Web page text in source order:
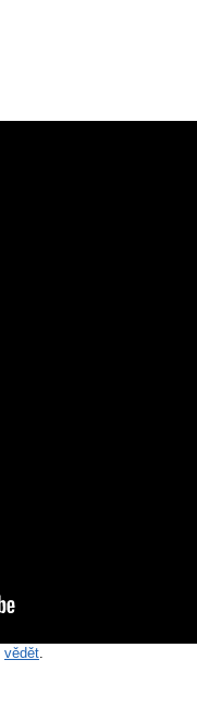
vědět.